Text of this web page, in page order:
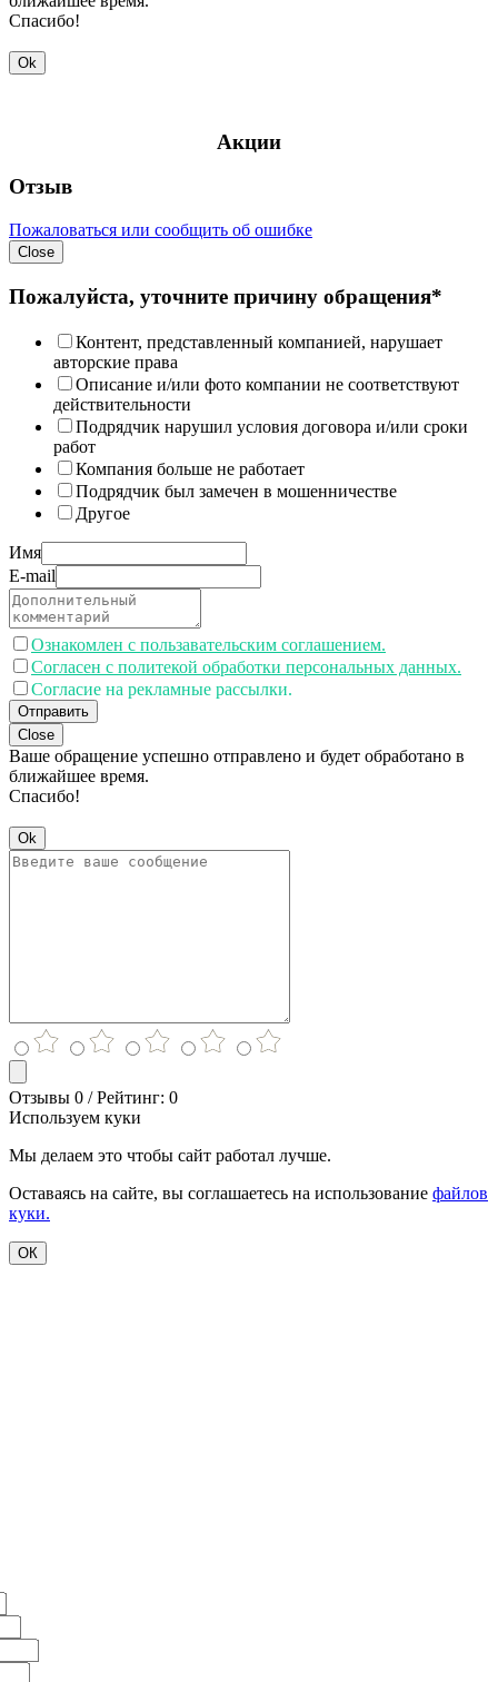
Спасибо!
Ok
Акции
Отзыв
Пожаловаться или сообщить об ошибке
Close
Пожалуйста, уточните причину обращения*
Контент, представленный компанией, нарушает
авторские права
Описание и/или фото компании не соответствуют
действительности
Подрядчик нарушил условия договора и/или сроки
работ
Компания больше не работает
Подрядчик был замечен в мошенничестве
Другое
Имя
E-mail
Ознакомлен с пользавательским соглашением.
Согласен с политекой обработки персональных данных.
Согласие на рекламные рассылки.
Отправить
Close
Ваше обращение успешно отправлено и будет обработано в
ближайшее время.
Спасибо!
Ok
Отзывы 0 / Рейтинг: 0
Используем куки
Мы делаем это чтобы сайт работал лучше.
Оставаясь на сайте, вы соглашаетесь на использование файлов
куки.
ОК